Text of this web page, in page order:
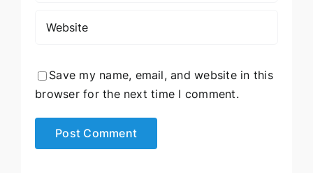
Save my name, email, and website in this
browser for the next time I comment.